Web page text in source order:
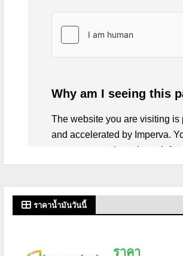
ราคาน้ำมันวันนี้